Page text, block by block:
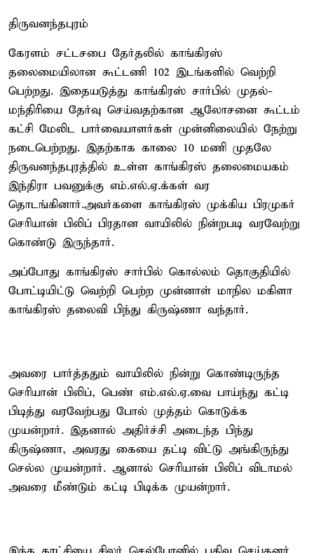
திருவனந்தபுரம்
கேரளம் சட்டசபை தேர்தலில் காங்கிரஸ்
தலைமையிலான கூட்டணி 102 இடங்களில் வெற்றி
பெற்றது. இதையடுத்து காங்கிரஸ் சார்பில் முதல்-
மந்திரியை தேர்வு செய்வதற்கான ஆலோசனை கூட்டம்
கட்சி மேலிட பார்வையாளர்கள் முன்னிலையில் நேற்று
நடைபெற்றது. இதற்காக காலை 10 மணி முதலே
திருவனந்தபுரத்தில் உள்ள காங்கிரஸ் தலைமையகம்
இந்திரா பவனுக்கு எம்.எல்.ஏ.க்கள் வர
தொடங்கினார்.அவர்களை காங்கிரஸ் முக்கிய பிரமுகர்
செரியான் பிலிப் பிரதான வாயிலில் நின்றபடி வரவேற்று
கொண்டு இருந்தார்.
அப்போது காங்கிரஸ் சார்பில் கொல்லம் தொகுதியில்
போட்டியிட்டு வெற்றி பெற்ற முன்னாள் மாநில மகிளா
காங்கிரஸ் தலைவி பிந்து கிருஷ்ணா வந்தார்.
அவரை பார்த்ததும் வாயிலில் நின்று கொண்டிருந்த
செரியான் பிலிப், பெண் எம்.எல்.ஏ.வை பாய்ந்து கட்டி
பிடித்து வரவேற்பது போல் முத்தம் கொடுக்க
முயன்றார். இதனால் அதிர்ச்சி அடைந்த பிந்து
கிருஷ்ணா, அவரது கையை தட்டி விட்டு அங்கிருந்து
செல்ல முயன்றார். ஆனால் செரியான் பிலிப் விடாமல்
அவரை மீண்டும் கட்டி பிடிக்க முயன்றார்.